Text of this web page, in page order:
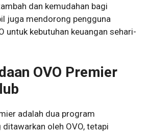
dan kemudahan bagi
juga mendorong pengguna
untuk kebutuhan keuangan sehari-
OVO Premier
adalah dua program
oleh OVO, tetapi